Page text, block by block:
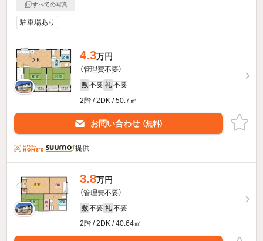
すべての写真
駐車場あり
4.3万円
（管理費不要）
敷 不要 礼 不要
2階 / 2DK / 50.7㎡
お問い合わせ （無料）
提供
3.8万円
（管理費不要）
敷 不要 礼 不要
2階 / 2DK / 40.64㎡